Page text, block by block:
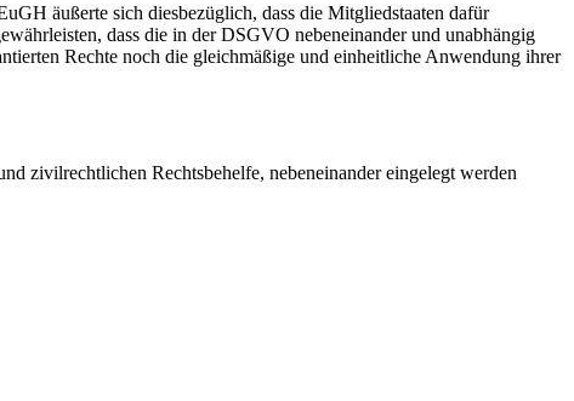
äußerte sich diesbezüglich, dass die Mitgliedstaaten dafür
dass die in der DSGVO nebeneinander und unabhängig
Rechte noch die gleichmäßige und einheitliche Anwendung ihrer
zivilrechtlichen Rechtsbehelfe, nebeneinander eingelegt werden